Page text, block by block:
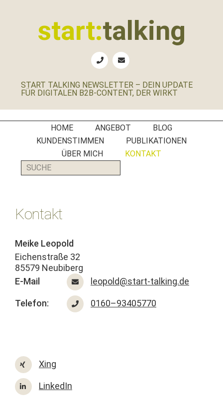
start:talking
B2B-
Social
Media
Manager
PR-
Agenturen
START TALKING NEWSLETTER – DEIN UPDATE
FÜR DIGITALEN B2B-CONTENT, DER WIRKT
HOME ANGEBOT
BLOG
KUNDENSTIMMEN
PUBLIKATIONEN
ÜBER MICH
KONTAKT
SUCHE
Kontakt
Meike Leopold
Eichen­straße 32
85579 Neubiberg
E‑Mail
leopold@start-talking.de
Tele­fon: 0160–93405770
Xing
LinkedIn